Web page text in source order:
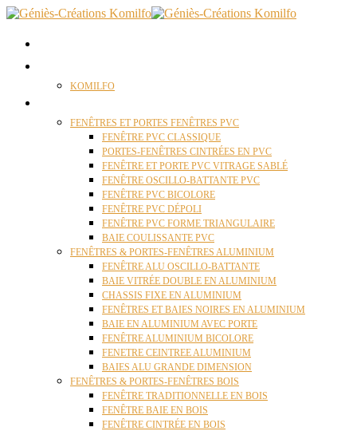
KOMILFO
FENÊTRES ET PORTES FENÊTRES PVC
FENÊTRE PVC CLASSIQUE
PORTES-FENÊTRES CINTRÉES EN PVC
FENÊTRE ET PORTE PVC VITRAGE SABLÉ
FENÊTRE OSCILLO-BATTANTE PVC
FENÊTRE PVC BICOLORE
FENÊTRE PVC DÉPOLI
FENÊTRE PVC FORME TRIANGULAIRE
BAIE COULISSANTE PVC
FENÊTRES & PORTES-FENÊTRES ALUMINIUM
FENÊTRE ALU OSCILLO-BATTANTE
BAIE VITRÉE DOUBLE EN ALUMINIUM
CHASSIS FIXE EN ALUMINIUM
FENÊTRES ET BAIES NOIRES EN ALUMINIUM
BAIE EN ALUMINIUM AVEC PORTE
FENÊTRE ALUMINIUM BICOLORE
FENETRE CEINTREE ALUMINIUM
BAIES ALU GRANDE DIMENSION
FENÊTRES & PORTES-FENÊTRES BOIS
FENÊTRE TRADITIONNELLE EN BOIS
FENÊTRE BAIE EN BOIS
FENÊTRE CINTRÉE EN BOIS